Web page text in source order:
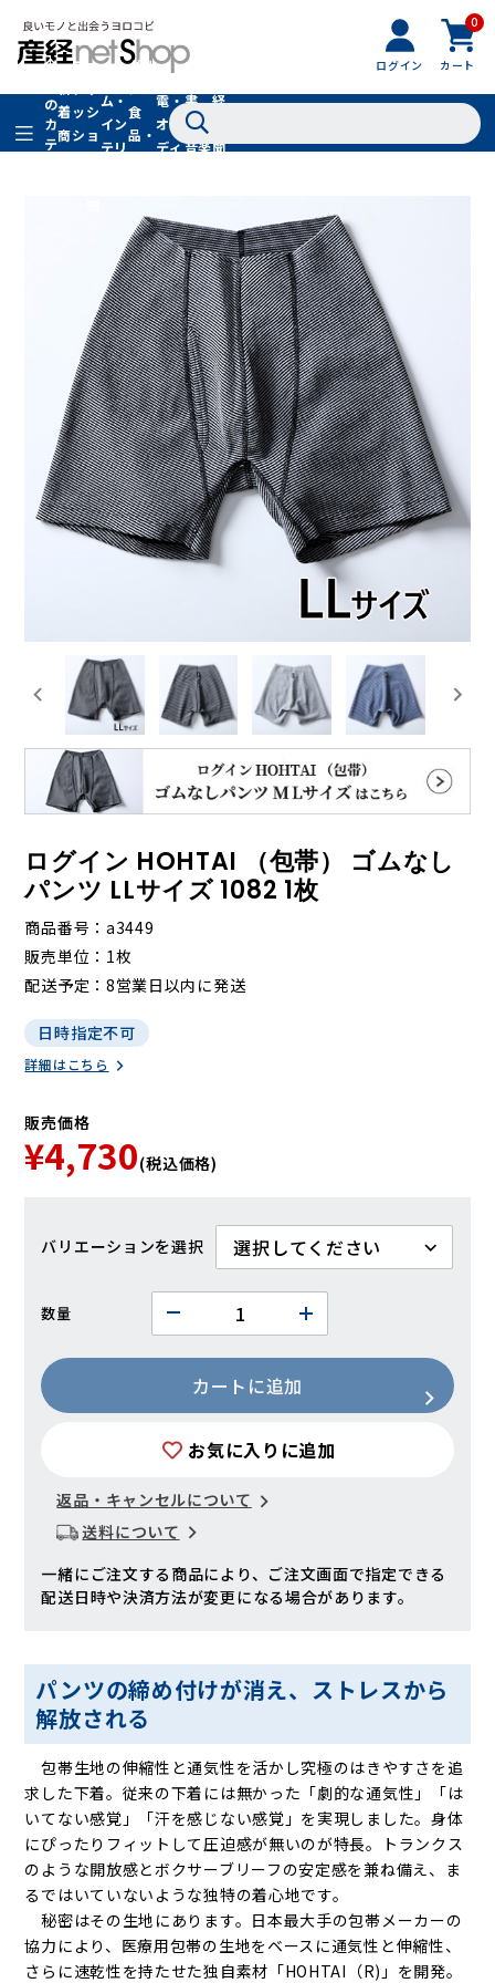
ログイン
0
カート
全
の
カ
テ
着
商
品
フ
ッ
シ
ョ
フ
ァ
シ
ョ
ン
ム・
イン
テリ
グル
食
品・
ドリ
家
電・
オー
ディ
書
籍・
音楽
経
聞
ログイン HOHTAI （包帯） ゴムなし
パンツ LLサイズ 1082 1枚
商品番号
a3449
販売単位
1枚
配送予定
8営業日以内に発送
日時指定不可
詳細はこちら
販売価格
¥4,730(税込価格)
バリエーション
数量
カートに追加
お気に入りに追加
返品・キャンセルについて
送料について
一緒にご注文する商品により、ご注文画面で指定できる
配送日時や決済方法が変更になる場合があります。
パンツの締め付けが消え、ストレスから
解放される
包帯生地の伸縮性と通気性を活かし究極のはきやすさを追
求した下着。従来の下着には無かった「劇的な通気性」「は
いてない感覚」「汗を感じない感覚」を実現しました。身体
にぴったりフィットして圧迫感が無いのが特長。トランクス
のような開放感とボクサーブリーフの安定感を兼ね備え、ま
るではいていないような独特の着心地です。
秘密はその生地にあります。日本最大手の包帯メーカーの
協力により、医療用包帯の生地をベースに通気性と伸縮性、
さらに速乾性を持たせた独自素材「HOHTAI（R)」を開発。